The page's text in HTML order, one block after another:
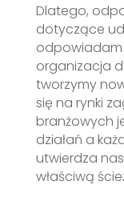
Dlatego,
dotyczące
odpowiadam
organizacja
tworzymy
się na rynki
branżowych
działań a
utwierdza
właściwą